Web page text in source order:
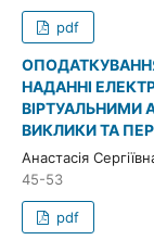
pdf
НАДАННІ
ВІРТУАЛЬНИМИ
ВИКЛИКИ ТА
Анастасія
45-53
pdf